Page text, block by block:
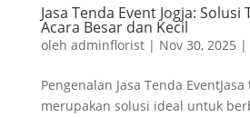
Jasa Tenda Event Jogja:
Acara Besar dan Kecil
oleh adminflorist| Nov 30, 2025 |
Pengenalan Jasa Tenda
merupakan solusi ideal untuk